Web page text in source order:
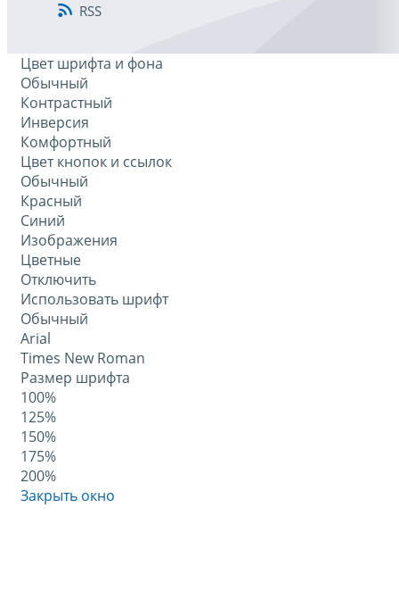
RSS
Цвет шрифта и фона
Обычный
Контрастный
Инверсия
Комфортный
Цвет кнопок и ссылок
Обычный
Красный
Синий
Изображения
Цветные
Отключить
Использовать шрифт
Обычный
Arial
Times New Roman
Размер шрифта
100%
125%
150%
175%
200%
Закрыть окно